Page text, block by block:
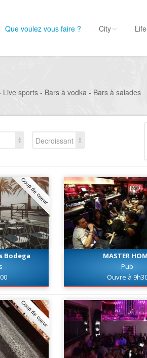
Que voulez vous faire ? City Life
sports - Bars à vodka - Bars à salades
Decroissant
Coup de coeur
Bodega
MASTER
Pub
Ouvre à
Coup de coeur